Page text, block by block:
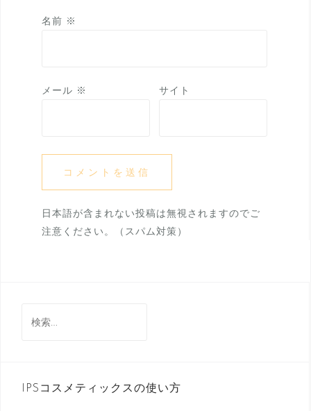
名前 ※
メール ※ サイト
日本語が含まれない投稿は無視されますのでご
注意ください。（スパム対策）
索:
IPSコスメティックスの使い方